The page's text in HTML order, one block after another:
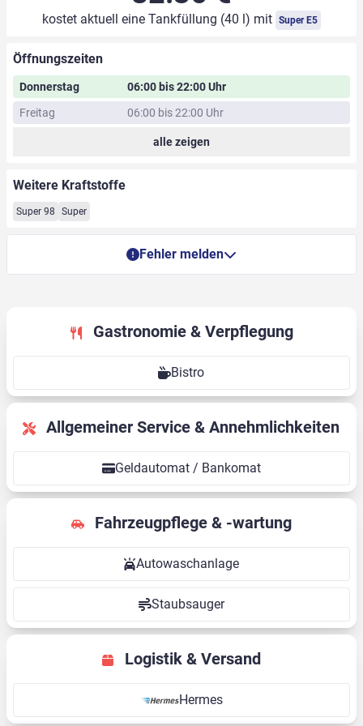
kostet aktuell eine Tankfüllung (40 l) mit Super E5
Öffnungszeiten
Donnerstag
06:00 bis 22:00 Uhr
Freitag
06:00 bis 22:00 Uhr
alle zeigen
Weitere Kraftstoffe
Super 98 Super
Fehler melden
Gastronomie & Verpflegung
Bistro
Allgemeiner Service & Annehmlichkeiten
Geldautomat / Bankomat
Fahrzeugpflege & -wartung
Autowaschanlage
Staubsauger
Logistik & Versand
Hermes